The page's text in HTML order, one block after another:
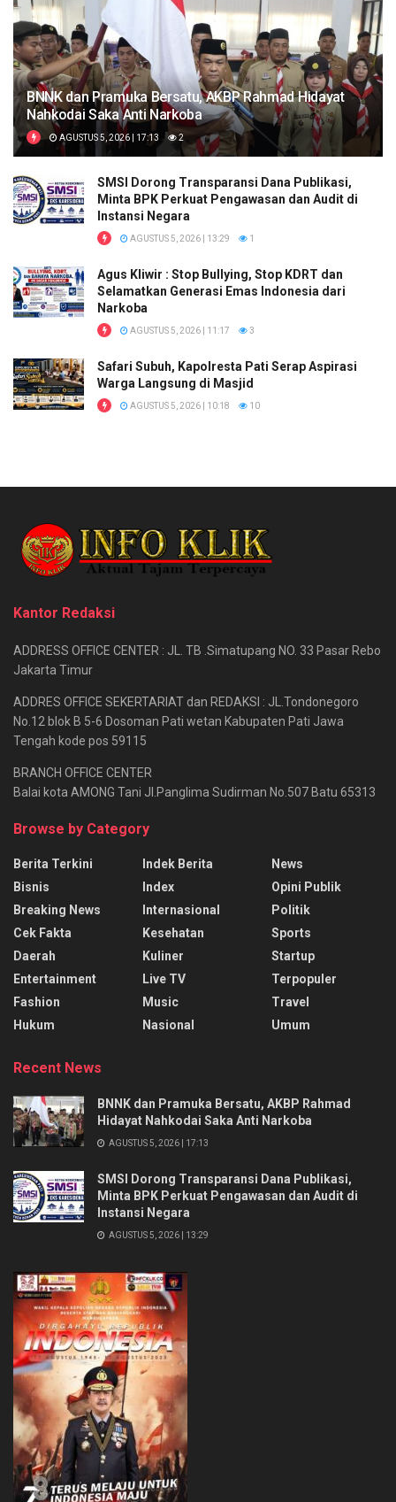
BNNK dan Pramuka Bersatu, AKBP Rahmad Hidayat
Nahkodai Saka Anti Narkoba
AGUSTUS 5, 2026 | 17:13 2
SMSI Dorong Transparansi Dana Publikasi,
Minta BPK Perkuat Pengawasan dan Audit di
Instansi Negara
AGUSTUS 5, 2026 | 13:29 1
Agus Kliwir : Stop Bullying, Stop KDRT dan
Selamatkan Generasi Emas Indonesia dari
Narkoba
AGUSTUS 5, 2026 | 11:17 3
Safari Subuh, Kapolresta Pati Serap Aspirasi
Warga Langsung di Masjid
AGUSTUS 5, 2026 | 10:18 10
Kantor Redaksi
ADDRESS OFFICE CENTER : JL. TB .Simatupang NO. 33 Pasar Rebo
Jakarta Timur
ADDRES OFFICE SEKERTARIAT dan REDAKSI : JL.Tondonegoro
No.12 blok B 5-6 Dosoman Pati wetan Kabupaten Pati Jawa
Tengah kode pos 59115
BRANCH OFFICE CENTER
Balai kota AMONG Tani Jl.Panglima Sudirman No.507 Batu 65313
Browse by Category
Berita Terkini
Bisnis
Breaking News
Cek Fakta
Daerah
Entertainment
Fashion
Hukum
Indek Berita
Index
Internasional
Kesehatan
Kuliner
Live TV
Music
Nasional
News
Opini Publik
Politik
Sports
Startup
Terpopuler
Travel
Umum
Recent News
BNNK dan Pramuka Bersatu, AKBP Rahmad
Hidayat Nahkodai Saka Anti Narkoba
AGUSTUS 5, 2026 | 17:13
SMSI Dorong Transparansi Dana Publikasi,
Minta BPK Perkuat Pengawasan dan Audit di
Instansi Negara
AGUSTUS 5, 2026 | 13:29